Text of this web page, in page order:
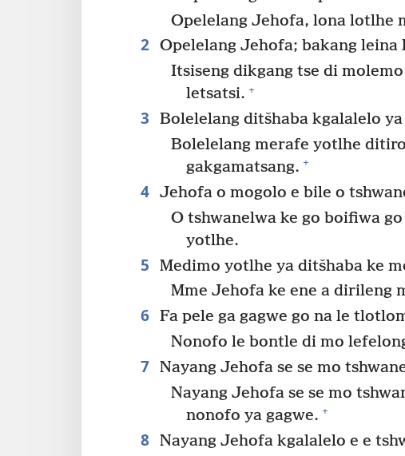
Opelelang Jehofa, lona lotlhe
2 Opelelang Jehofa; bakang leina
Itsiseng dikgang tse di
letsatsi. +
3
Bolelelang ditšhaba kgalalelo ya
Bolelelang merafe yotlhe
gakgamatsang. +
4 Jehofa o mogolo e bile o
O tshwanelwa ke go boifiwa
yotlhe.
5 Medimo yotlhe ya ditšhaba ke
Mme Jehofa ke ene a dirileng
6 Fa pele ga gagwe go na le
Nonofo le bontle di mo
7 Nayang Jehofa se se mo
Nayang Jehofa se se mo
nonofo ya gagwe. +
8 Nayang Jehofa kgalalelo e e